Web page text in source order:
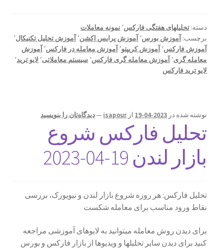
دسته: تحلیلهای هفتگی فارکس٬ نمونه معاملات
برچسب: آموزش بورس٬ آموزش پرایس اکشن٬ آموزش تحلیل تکنیکال٬
آموزش فارکس٬ آموزش کریپتو٬ آموزش معامله در فارکس٬ آموزش
معامله گری٬ آموزش معامله گری فارکس٬ سیستم معاملاتی٬ لایو ترید٬
لایو ترید فارکس
نوشته شده در 2023-04-19 ازisapour
—دیدگاه‌تان را بنویسید
تحلیل فارکس شروع
بازار لندن 19-04-2023
تحلیل فارکس: هر روزه شروع بازار لندن و نیویورک، بررسی
نقاط ورود مناسب برای معامله شکست
برای دیدن روش معامله میتوانید به لایوهای آموزشی مراجعه
کنید برای دیدن سایر تحلیلها و ویدیوها از بازار فارکس و بورس